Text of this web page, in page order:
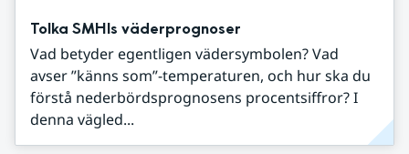
Tolka SMHIs väderprognoser
Vad betyder egentligen vädersymbolen? Vad
avser ”känns som”-temperaturen, och hur ska du
förstå nederbördsprognosens procentsiffror? I
denna vägled...